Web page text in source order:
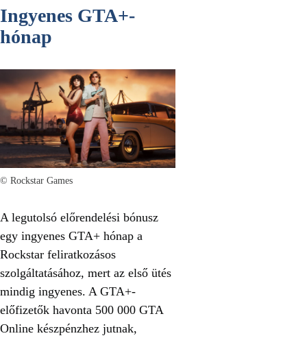
Ingyenes GTA+-
hónap
© Rockstar Games
A legutolsó előrendelési bónusz
egy ingyenes GTA+ hónap a
Rockstar feliratkozásos
szolgáltatásához, mert az első ütés
mindig ingyenes. A GTA+-
előfizetők havonta 500 000 GTA
Online készpénzhez jutnak,